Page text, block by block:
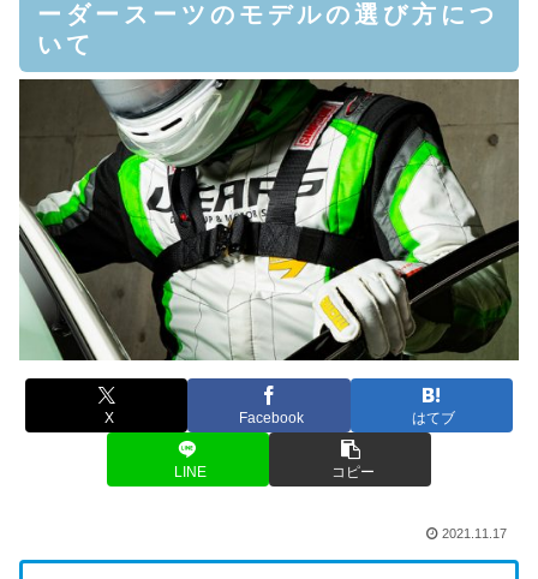
ーダースーツのモデルの選び方につ
いて
X Facebook はてブ
LINE コピー
2021.11.17